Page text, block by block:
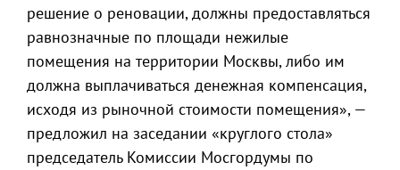
решение о реновации, должны предоставляться
равнозначные по площади нежилые
помещения на территории Москвы, либо им
должна выплачиваться денежная компенсация,
исходя из рыночной стоимости помещения», —
предложил на заседании «круглого стола»
председатель Комиссии Мосгордумы по